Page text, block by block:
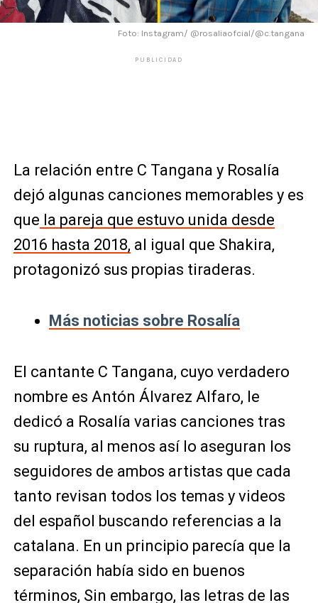
Foto: Instagram/ @rosaliaofcial/@c.tangana
PUBLICIDAD
La relación entre C Tangana y Rosalía
dejó algunas canciones memorables y es
que la pareja que estuvo unida desde
2016 hasta 2018, al igual que Shakira,
protagonizó sus propias tiraderas.
Más noticias sobre Rosalía
El cantante C Tangana, cuyo verdadero
nombre es Antón Álvarez Alfaro, le
dedicó a Rosalía varias canciones tras
su ruptura, al menos así lo aseguran los
seguidores de ambos artistas que cada
tanto revisan todos los temas y videos
del español buscando referencias a la
catalana. En un principio parecía que la
separación había sido en buenos
términos, Sin embargo, las letras de las